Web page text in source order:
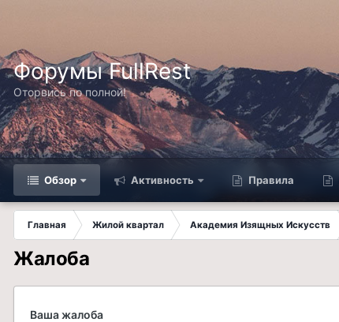
Форумы FullRest
Оторвись по полной!
Обзор Активность Правила
Главная Жилой квартал Академия Изящных Искусств
Жалоба
Ваша жалоба